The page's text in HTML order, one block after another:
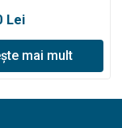
Lei
mai mult